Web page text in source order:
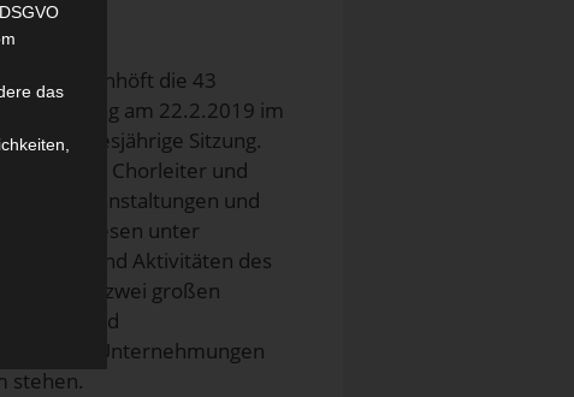
Rothhöft die 43
am 22.2.2019 im
die diesjährige Sitzung.
an Chorleiter und
Veranstaltungen und
(nachzulesen unter
Termine und Aktivitäten des
uns mit zwei großen
Musical und
auch Unternehmungen
stehen.
das